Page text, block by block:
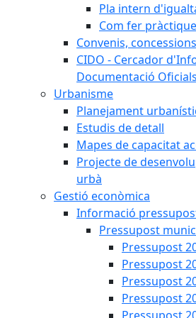
Pla intern
Com fer
Convenis,
CIDO - Cercador
Documentació Oficials
Urbanisme
Planejament
Estudis de detall
Mapes de capacitat
Projecte de
urbà
Gestió econòmica
Informació
Pressupost
Pressupost
Pressupost
Pressupost
Pressupost